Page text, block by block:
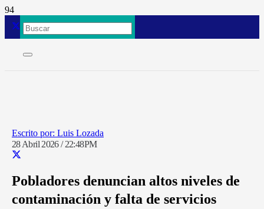
Luis Lozada
28 Abril 2026 / 22:48PM
Pobladores denuncian altos niveles de
contaminación y falta de servicios